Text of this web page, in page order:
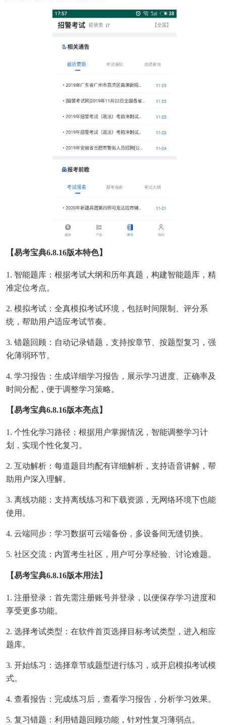
【易考宝典6.8.16版本特色】
1. 智能题库：根据考试大纲和历年真题，构建智能题库，精
准定位考点。
2. 模拟考试：全真模拟考试环境，包括时间限制、评分系
统，帮助用户适应考试节奏。
3. 错题回顾：自动记录错题，支持按章节、按题型复习，强
化薄弱环节。
4. 学习报告：生成详细学习报告，展示学习进度、正确率及
时间分配，便于调整学习策略。
【易考宝典6.8.16版本亮点】
1. 个性化学习路径：根据用户掌握情况，智能调整学习计
划，实现个性化复习。
2. 互动解析：每道题目均配有详细解析，支持语音讲解，帮
助用户深入理解。
3. 离线功能：支持离线练习和下载资源，无网络环境下也能
使用。
4. 云端同步：学习数据可云端备份，多设备间无缝切换。
5. 社区交流：内置考生社区，用户可分享经验、讨论难题。
【易考宝典6.8.16版本用法】
1. 注册登录：首先需注册账号并登录，以便保存学习进度和
享受更多功能。
2. 选择考试类型：在软件首页选择目标考试类型，进入相应
题库。
3. 开始练习：选择章节或题型进行练习，或开启模拟考试模
式。
4. 查看报告：完成练习后，查看学习报告，分析学习效果。
5. 复习错题：利用错题回顾功能，针对性复习薄弱点。